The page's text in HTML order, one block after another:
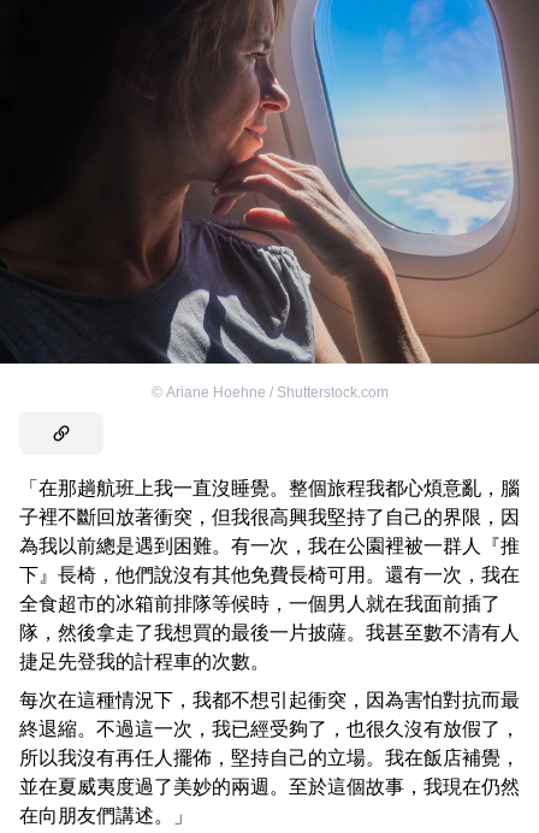
© Ariane Hoehne / Shutterstock.com
「在那趟航班上我一直沒睡覺。整個旅程我都心煩意亂，腦
子裡不斷回放著衝突，但我很高興我堅持了自己的界限，因
為我以前總是遇到困難。有一次，我在公園裡被一群人『推
下』長椅，他們說沒有其他免費長椅可用。還有一次，我在
全食超市的冰箱前排隊等候時，一個男人就在我面前插了
隊，然後拿走了我想買的最後一片披薩。我甚至數不清有人
捷足先登我的計程車的次數。
每次在這種情況下，我都不想引起衝突，因為害怕對抗而最
終退縮。不過這一次，我已經受夠了，也很久沒有放假了，
所以我沒有再任人擺佈，堅持自己的立場。我在飯店補覺，
並在夏威夷度過了美妙的兩週。至於這個故事，我現在仍然
在向朋友們講述。」